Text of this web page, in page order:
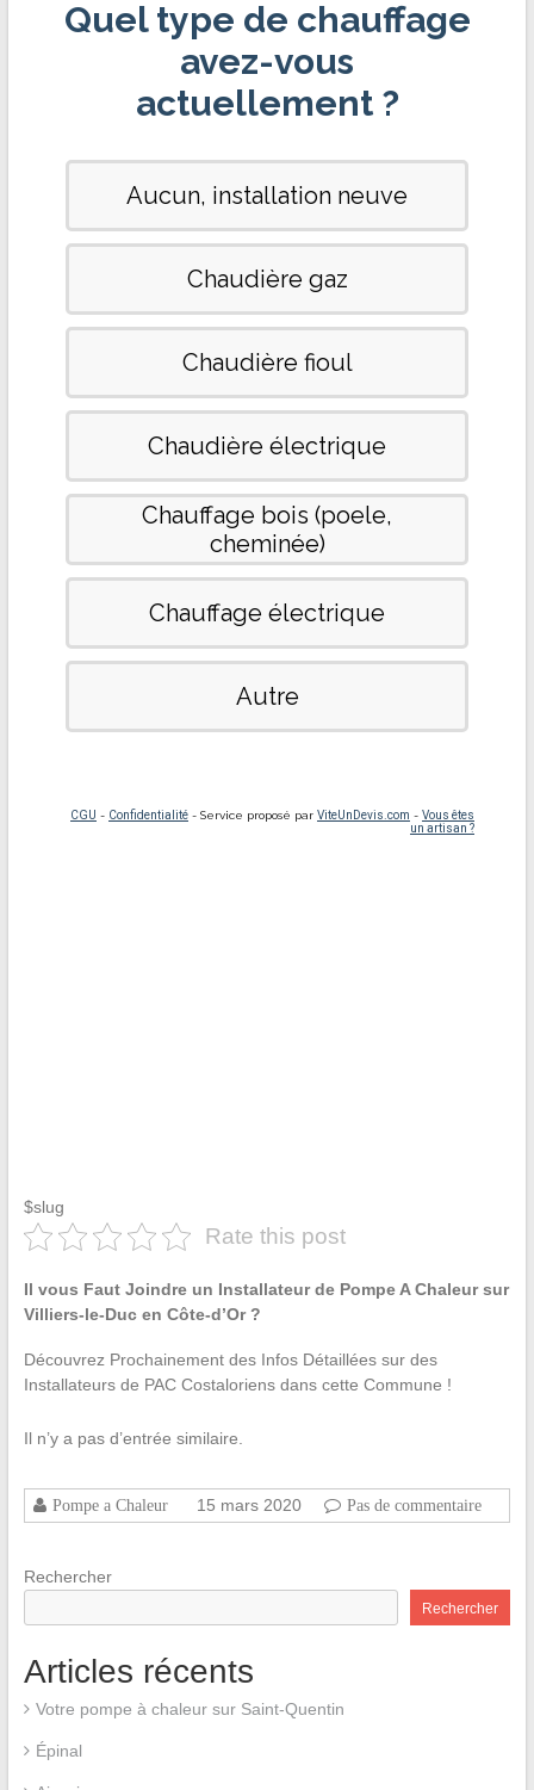
$slug
Rate this post
Il vous Faut Joindre un Installateur de Pompe A Chaleur sur
Villiers-le-Duc en Côte-d’Or ?
Découvrez Prochainement des Infos Détaillées sur des
Installateurs de PAC Costaloriens dans cette Commune !
Il n’y a pas d’entrée similaire.
Pompe a Chaleur 15 mars 2020 Pas de commentaire
Rechercher
Rechercher
Articles récents
Votre pompe à chaleur sur Saint-Quentin
Épinal